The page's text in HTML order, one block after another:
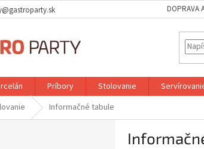
DOPRAVA
Príbory Stolovanie
Informačné tabule